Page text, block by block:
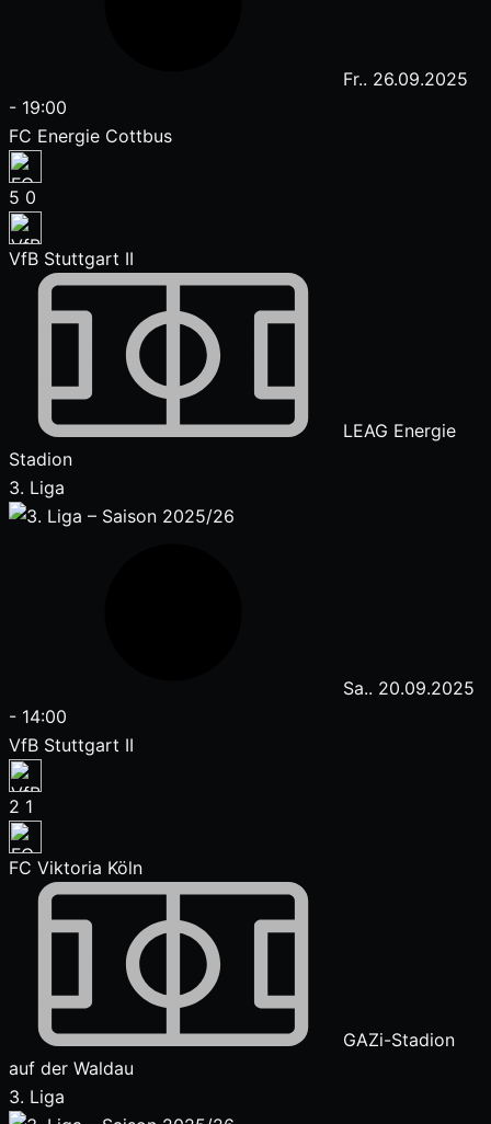
Fr.. 26.09.2025
- 19:00
FC Energie Cottbus
5 0
VfB Stuttgart II
LEAG Energie
Stadion
3. Liga
Sa.. 20.09.2025
- 14:00
VfB Stuttgart II
2 1
FC Viktoria Köln
GAZi-Stadion
auf der Waldau
3. Liga